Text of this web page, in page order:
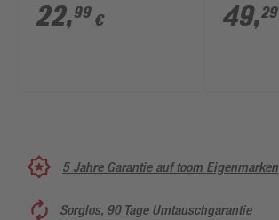
22,99 € 49,29
5 Jahre Garantie auf toom Eigenmarken
Sorglos, 90 Tage Umtauschgarantie